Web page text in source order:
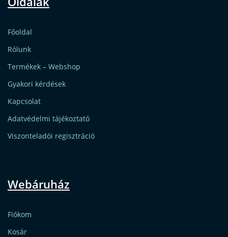
Főoldal
Rólunk
Termékek – Webshop
Gyakori kérdések
Kapcsolat
Adatvédelmi tájékoztató
Viszonteladói regisztráció
Webáruház
Fiókom
Kosár